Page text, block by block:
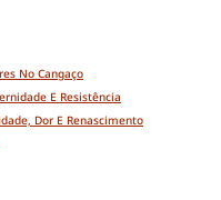
No Cangaço
E Resistência
Dor E Renascimento